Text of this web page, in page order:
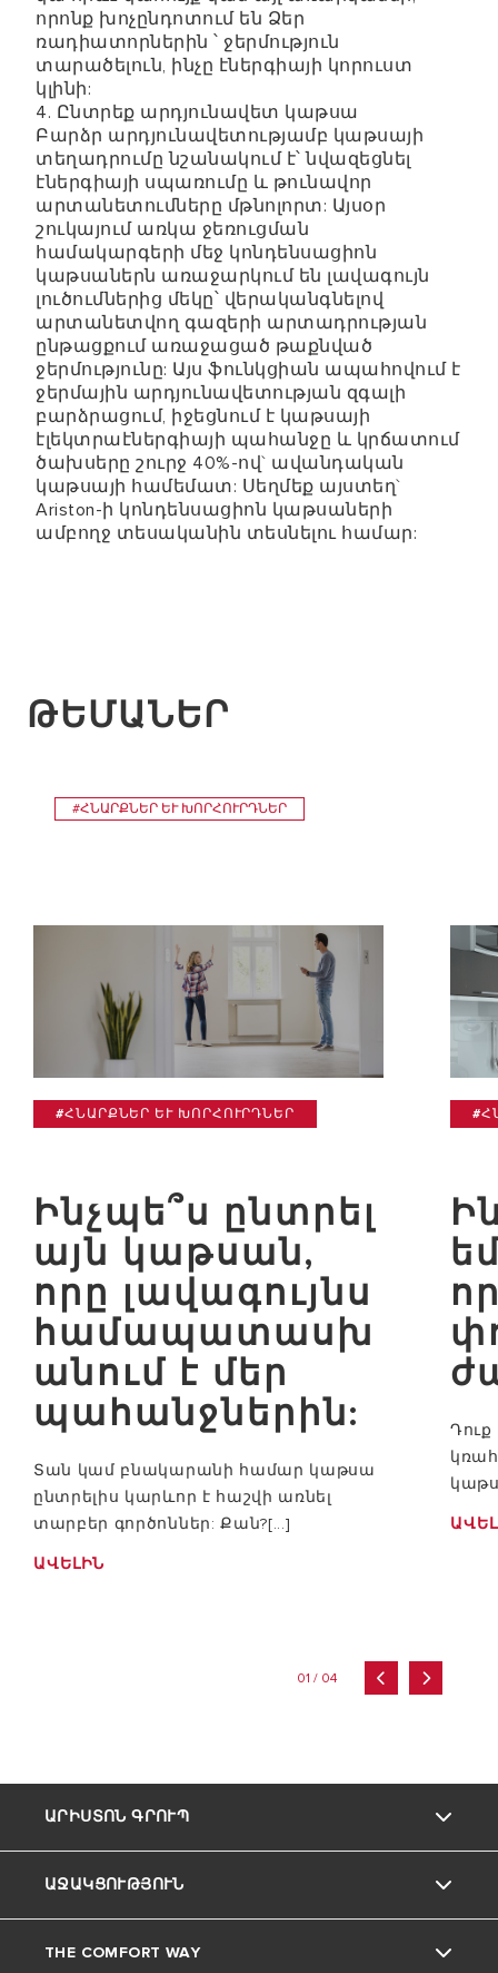
որոնք խոչընդոտում են Ձեր
ռադիատորներին ՝ ջերմություն
տարածելուն, ինչը էներգիայի կորուստ
կլինի:
4. Ընտրեք արդյունավետ կաթսա
Բարձր արդյունավետությամբ կաթսայի
տեղադրումը նշանակում է՝ նվազեցնել
էներգիայի սպառումը և թունավոր
արտանետումները մթնոլորտ: Այսօր
շուկայում առկա ջեռուցման
համակարգերի մեջ կոնդենսացիոն
կաթսաներն առաջարկում են լավագույն
լուծումներից մեկը՝ վերականգնելով
արտանետվող գազերի արտադրության
ընթացքում առաջացած թաքնված
ջերմությունը: Այս ֆունկցիան ապահովում է
ջերմային արդյունավետության զգալի
բարձրացում, իջեցնում է կաթսայի
էլեկտրաէներգիայի պահանջը և կրճատում
ծախսերը շուրջ 40%-ով` ավանդական
կաթսայի համեմատ: Սեղմեք այստեղ`
Ariston-ի կոնդենսացիոն կաթսաների
ամբողջ տեսականին տեսնելու համար:
ԹԵՄԱՆԵՐ
#ՀՆԱՐՔՆԵՐ ԵՒ ԽՈՐՀՈՒՐԴՆԵՐ
#ՀՆԱՐՔՆԵՐ ԵՒ ԽՈՐՀՈՒՐԴՆԵՐ
Ինչպե՞ս ընտրել
այն կաթսան,
որը լավագույնս
համապատասխ
անում է մեր
պահանջներին:
Տան կամ բնակարանի համար կաթսա
ընտրելիս կարևոր է հաշվի առնել
տարբեր գործոններ: Քան?[...]
ԱՎԵԼԻՆ
01 / 04
ԱՐԻՍՏՈՆ ԳՐՈՒՊ
Ariston ապրանքանիշը
Մեր Խումբը
ԱՋԱԿՑՈՒԹՅՈՒՆ
ՀԱՃԱԽՈՐԴՆԵՐԻ ՍՊԱՍԱՐԿՈՒՄ
THE COMFORT WAY